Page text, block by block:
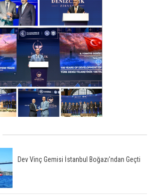
Dev Vinç Gemisi İstanbul Boğazı'ndan Geçti